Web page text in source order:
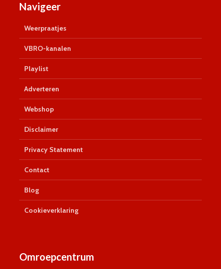
Navigeer
Weerpraatjes
VBRO-kanalen
Playlist
Adverteren
Webshop
Disclaimer
Privacy Statement
Contact
Blog
Cookieverklaring
Omroepcentrum